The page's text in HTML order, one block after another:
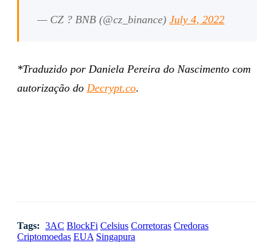
— CZ ? BNB (@cz_binance) July 4, 2022
*Traduzido por Daniela Pereira do Nascimento com
autorização do Decrypt.co.
Tags: 3AC BlockFi Celsius Corretoras Credoras
Criptomoedas EUA Singapura